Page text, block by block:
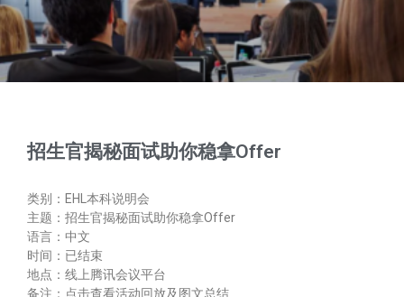
招生官揭秘面试助你稳拿Offer
类别：EHL本科说明会
主题：招生官揭秘面试助你稳拿Offer
语言：中文
时间：已结束
地点：线上腾讯会议平台
备注：点击查看活动回放及图文总结